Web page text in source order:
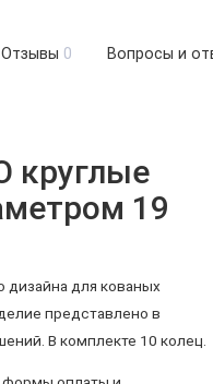
Отзывы 0 Вопросы и
круглые
19
дизайна для кованых
представлено в
В комплекте 10 колец.